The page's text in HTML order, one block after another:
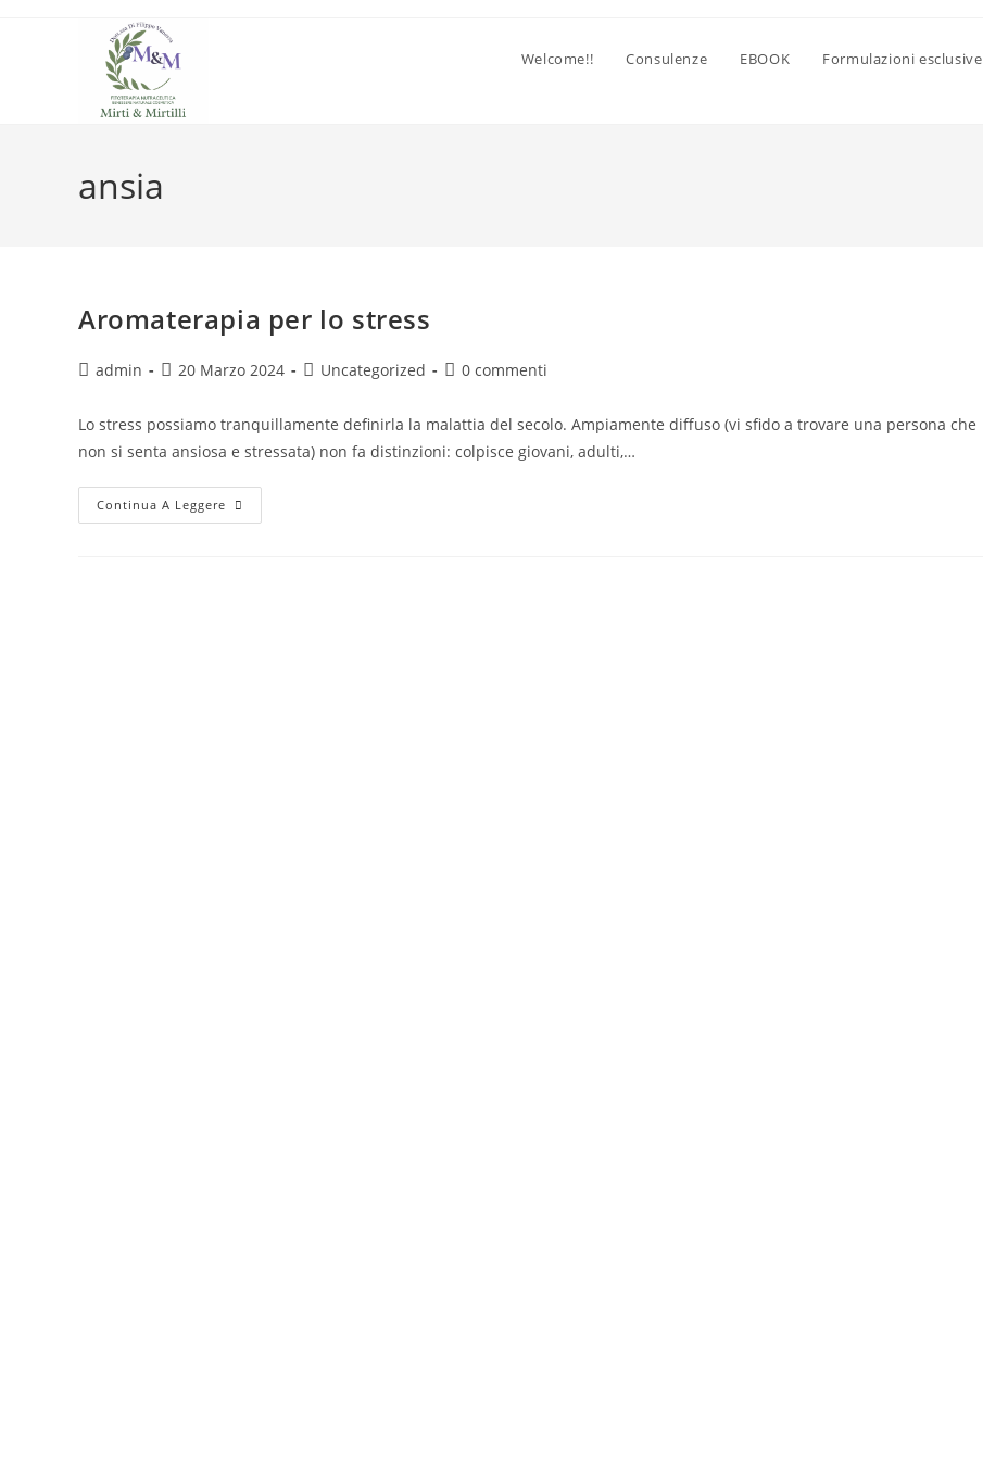
Welcome!! Consulenze EBOOK Formulazioni esclusive
ansia
Aromaterapia per lo stress
Autore
admin
Articolo
20 Marzo 2024
Categoria
Uncategorized
Commenti
0 commenti
Lo stress possiamo tranquillamente definirla la malattia del secolo. Ampiamente diffuso (vi sfido a trovare una persona che
non si senta ansiosa e stressata) non fa distinzioni: colpisce giovani, adulti,…
Continua A Leggere Aromaterapia
Per